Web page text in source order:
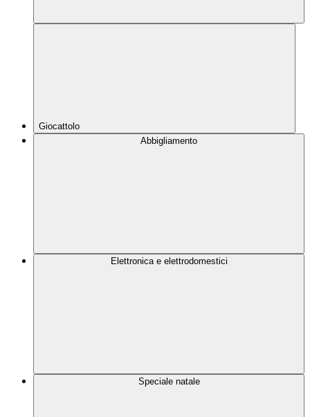
Giocattolo
Abbigliamento
Elettronica e elettrodomestici
Speciale natale